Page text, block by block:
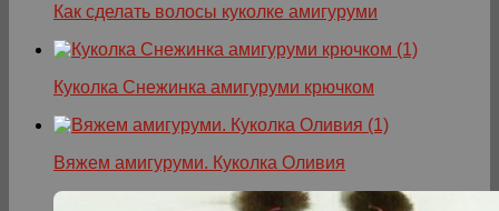
Как сделать волосы куколке амигуруми
Куколка Снежинка амигуруми крючком
Вяжем амигуруми. Куколка Оливия